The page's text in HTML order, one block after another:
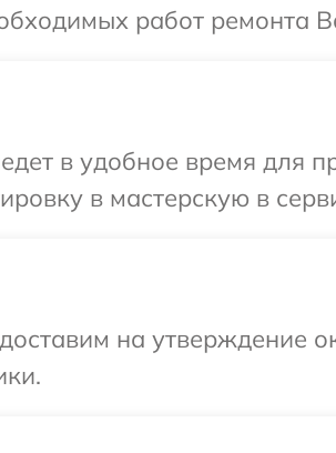
работ ремонта
в удобное время для
в мастерскую в
на утверждение